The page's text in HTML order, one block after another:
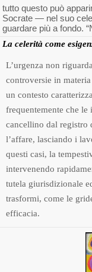
tutto questo può
Socrate — nel suo
guardare più a fondo.
La celerità come
L’urgenza non
controversie in
un contesto
frequentemente che le
cancellino dal registro
l’affare, lasciando i
questi casi, la
intervenendo
tutela giurisdizionale
trasformi, come le
efficacia.